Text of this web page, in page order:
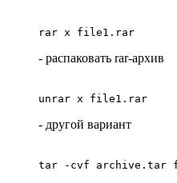
rar x file1.rar
- распаковать rar-архив
unrar x file1.rar
- другой вариант
tar -cvf archive.tar